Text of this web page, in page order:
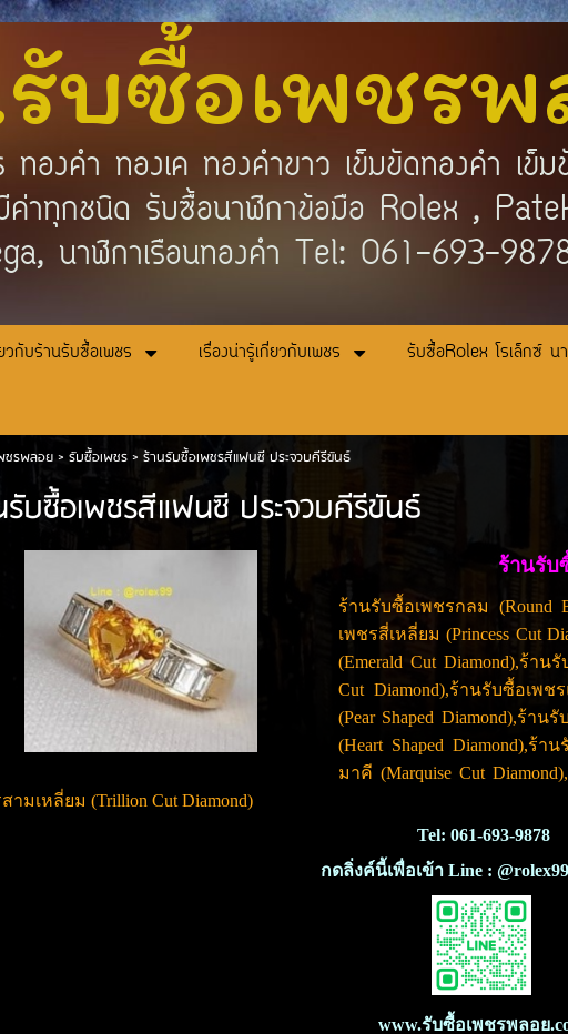
บซื้อเพชร
ทองคำ ทองเค ทองคำขาว เข็มขัดทองคำ เข็
ะมีค่าทุกชนิด รับซื้อนาฬิกาข้อมือ Rolex ,
นาฬิกาเรือนทองคำ Tel: 061-693-
วกับร้านรับซื้อเพชร เรื่องน่ารู้เกี่ยวกับเพชร รับซื้อRolex โรเล็กซ์ น
ชรพลอย> รับซื้อเพชร> ร้านรับซื้อเพชรสีแฟนซี ประจวบคีรีขันธ์
รับซื้อเพชรสีแฟนซี ประจวบคีรีขันธ์
ร้านรับ
ร้านรับซื้อเพชรกลม (Round
เพชรสี่เหลี่ยม (Princess Cut
(Emerald Cut Diamond),ร้า
Cut Diamond),ร้านรับซื้อเพช
(Pear Shaped Diamond),ร้า
(Heart Shaped Diamond),ร้า
มาคี (Marquise Cut
ามเหลี่ยม (Trillion Cut Diamond)
Tel: 061-693-9878
กดลิ่งค์นี้เพื่อเข้า Line :
www.รับซื้อเพชรพลอย